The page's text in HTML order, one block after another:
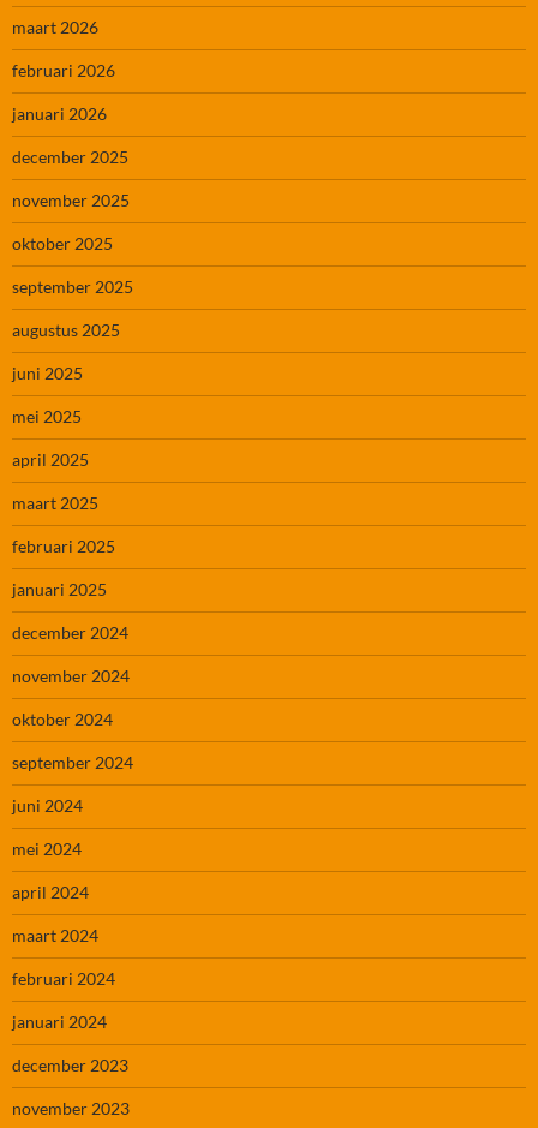
maart 2026
februari 2026
januari 2026
december 2025
november 2025
oktober 2025
september 2025
augustus 2025
juni 2025
mei 2025
april 2025
maart 2025
februari 2025
januari 2025
december 2024
november 2024
oktober 2024
september 2024
juni 2024
mei 2024
april 2024
maart 2024
februari 2024
januari 2024
december 2023
november 2023